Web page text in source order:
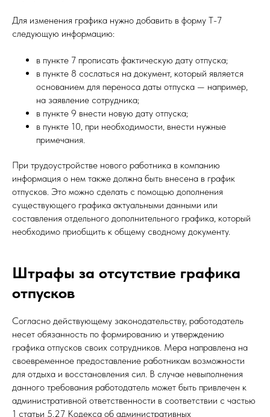
Для изменения графика нужно добавить в форму Т-7
следующую информацию:
в пункте 7 прописать фактическую дату отпуска;
в пункте 8 сослаться на документ, который является
основанием для переноса даты отпуска — например,
на заявление сотрудника;
в пункте 9 внести новую дату отпуска;
в пункте 10, при необходимости, внести нужные
примечания.
При трудоустройстве нового работника в компанию
информация о нем также должна быть внесена в график
отпусков. Это можно сделать с помощью дополнения
существующего графика актуальными данными или
составления отдельного дополнительного графика, который
необходимо приобщить к общему сводному документу.
Штрафы за отсутствие графика
отпусков
Согласно действующему законодательству, работодатель
несет обязанность по формированию и утверждению
графика отпусков своих сотрудников. Мера направлена на
своевременное предоставление работникам возможности
для отдыха и восстановления сил. В случае невыполнения
данного требования работодатель может быть привлечен к
административной ответственности в соответствии с частью
1 статьи 5.27 Кодекса об административных